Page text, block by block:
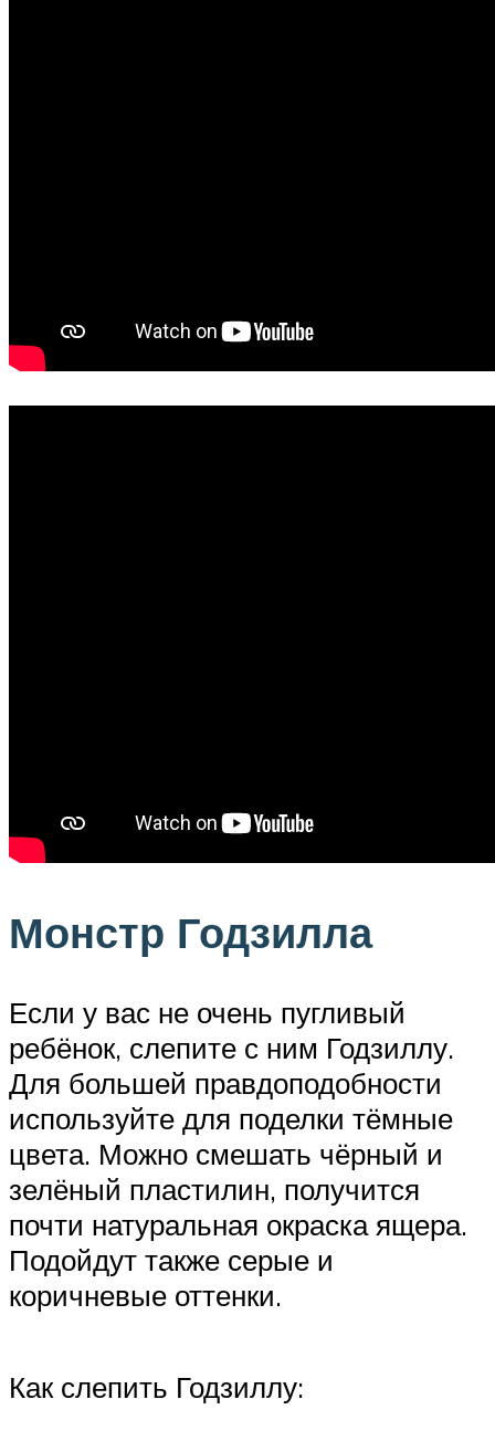
Монстр Годзилла
Если у вас не очень пугливый
ребёнок, слепите с ним Годзиллу.
Для большей правдоподобности
используйте для поделки тёмные
цвета. Можно смешать чёрный и
зелёный пластилин, получится
почти натуральная окраска ящера.
Подойдут также серые и
коричневые оттенки.
Как слепить Годзиллу: